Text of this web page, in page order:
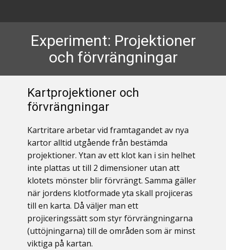
Experiment: Projektioner
och förvrängningar
Kartprojektioner och
förvrängningar
Kartritare arbetar vid framtagandet av nya
kartor alltid utgående från bestämda
projektioner. Ytan av ett klot kan i sin helhet
inte plattas ut till 2 dimensioner utan att
klotets mönster blir förvrängt. Samma gäller
när jordens klotformade yta skall projiceras
till en karta. Då väljer man ett
projiceringssätt som styr förvrängningarna
(uttöjningarna) till de områden som är minst
viktiga på kartan.